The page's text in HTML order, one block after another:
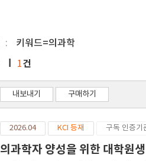
키워드=의과학
1건
내보내기 구매하기
2026.04 KCI 등재 구독 인증기
의과학자 양성을 위한 대학원